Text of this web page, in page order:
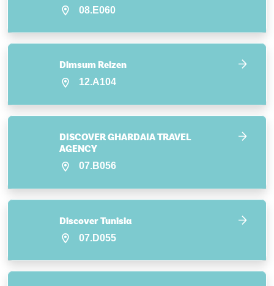
08.E060
Dimsum Reizen
12.A104
DISCOVER GHARDAIA TRAVEL
AGENCY
07.B056
Discover Tunisia
07.D055